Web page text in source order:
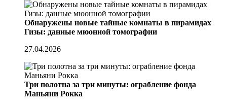
Обнаружены новые тайные комнаты в пирамидах
Гизы: данные мюонной томографии
27.04.2026
Три полотна за три минуты: ограбление фонда
Маньяни Рокка